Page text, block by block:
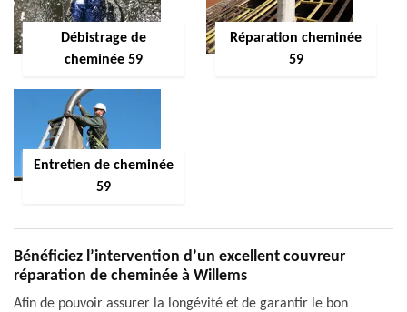
Débistrage de
cheminée 59
Réparation cheminée
59
Entretien de cheminée
59
Bénéficiez l’intervention d’un excellent couvreur
réparation de cheminée à Willems
Afin de pouvoir assurer la longévité et de garantir le bon